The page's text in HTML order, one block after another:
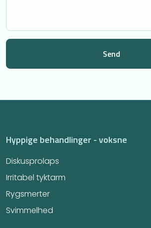
Hyppige behandlinger - voksne
Diskusprolaps
Irritabel tyktarm​
Rygsmerter
Svimmelhed